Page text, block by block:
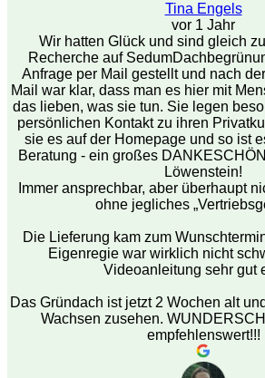
Tina Engels
vor 1 Jahr
Wir hatten Glück und sind gleich
Recherche auf
Anfrage per Mail gestellt und nach
Mail war klar, dass man es hier mit
das lieben, was sie tun. Sie legen
persönlichen Kontakt zu ihren
sie es auf der Homepage und so ist
Beratung - ein großes
Löwenstein!
Immer ansprechbar, aber überhaupt
ohne jegliches
Die Lieferung kam zum
Eigenregie war wirklich nicht
Videoanleitung sehr gut
Das Gründach ist jetzt 2 Wochen alt
Wachsen zusehen.
empfehlenswert!!!